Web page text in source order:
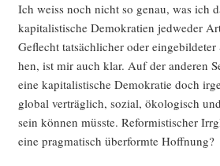
Ich weiss noch nicht so genau, was ich
kapi­ta­lis­ti­sche Demo­kra­tien jed­we­der
Geflecht tat­säch­li­cher oder
hen, ist mir auch klar. Auf der ande­ren
eine kapi­ta­lis­ti­sche Demo­kra­tie doch
glo­bal ver­träg­lich, sozi­al, öko­lo­gisch
sein kön­nen müss­te. Refor­mis­ti­scher
eine prag­ma­tisch über­form­te Hoffnung?